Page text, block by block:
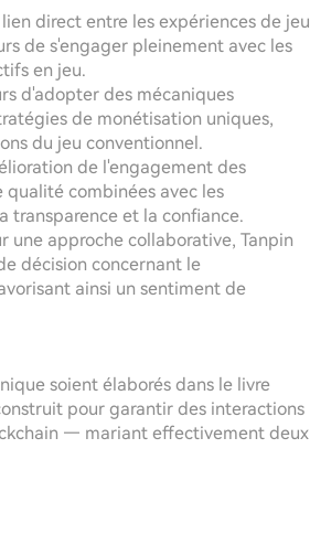
direct entre les expériences de jeu
de s'engager pleinement avec les
en jeu.
d'adopter des mécaniques
de monétisation uniques,
du jeu conventionnel.
de l'engagement des
combinées avec les
transparence et la confiance.
une approche collaborative, Tanpin
décision concernant le
ainsi un sentiment de
soient élaborés dans le livre
pour garantir des interactions
— mariant effectivement deux